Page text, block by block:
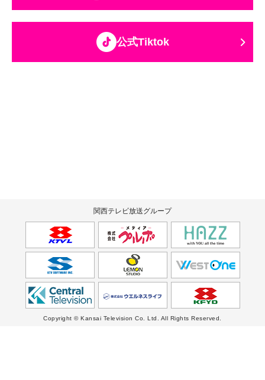
公式Tiktok
関西テレビ放送グループ
Copyright © Kansai Television Co. Ltd. All Rights Reserved.